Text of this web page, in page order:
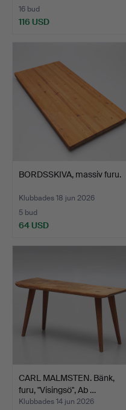
16 bud
116 USD
BORDSSKIVA, massiv furu.
Klubbades 18 jun 2026
5 bud
64 USD
CARL MALMSTEN. Bänk,
furu, "Visingsö", Ab …
Klubbades 14 jun 2026